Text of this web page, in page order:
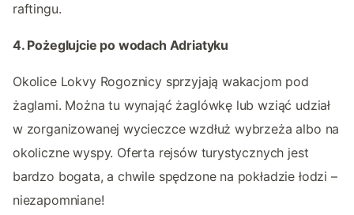
raftingu.
4. Pożeglujcie po wodach Adriatyku
Okolice Lokvy Rogoznicy sprzyjają wakacjom pod
żaglami. Można tu wynająć żaglówkę lub wziąć udział
w zorganizowanej wycieczce wzdłuż wybrzeża albo na
okoliczne wyspy. Oferta rejsów turystycznych jest
bardzo bogata, a chwile spędzone na pokładzie łodzi –
niezapomniane!